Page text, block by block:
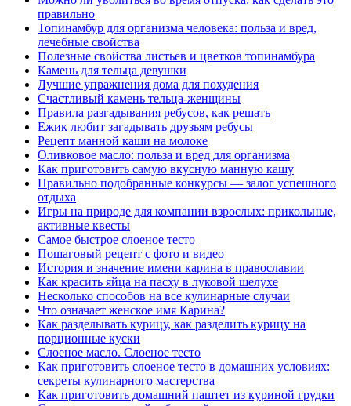
правильно
Топинамбур для организма человека: польза и вред,
лечебные свойства
Полезные свойства листьев и цветков топинамбура
Камень для тельца девушки
Лучшие упражнения дома для похудения
Счастливый камень тельца-женщины
Правила разгадывания ребусов, как решать
Ежик любит загадывать друзьям ребусы
Рецепт манной каши на молоке
Оливковое масло: польза и вред для организма
Как приготовить самую вкусную манную кашу
Правильно подобранные конкурсы — залог успешного
отдыха
Игры на природе для компании взрослых: прикольные,
активные квесты
Самое быстрое слоеное тесто
Пошаговый рецепт с фото и видео
История и значение имени карина в православии
Как красить яйца на пасху в луковой шелухе
Несколько способов на все кулинарные случаи
Что означает женское имя Карина?
Как разделывать курицу, как разделить курицу на
порционные куски
Слоеное масло. Слоеное тесто
Как приготовить слоеное тесто в домашних условиях:
секреты кулинарного мастерства
Как приготовить домашний паштет из куриной грудки